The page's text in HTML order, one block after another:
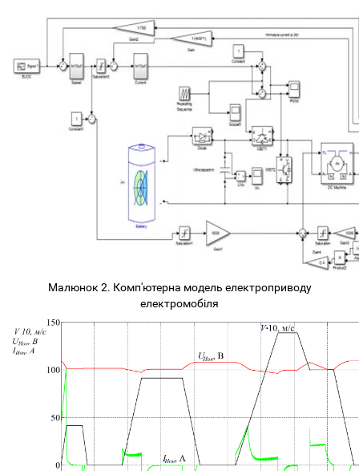
Малюнок 2. Комп'ютерна модель електроприводу
електромобіля